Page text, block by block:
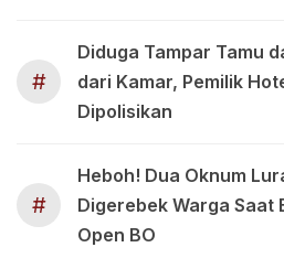
#
Diduga Tampar Tamu
dari Kamar, Pemilik
Dipolisikan
#
Heboh! Dua Oknum
Digerebek Warga Saat
Open BO